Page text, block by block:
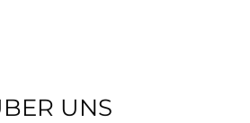
UNS